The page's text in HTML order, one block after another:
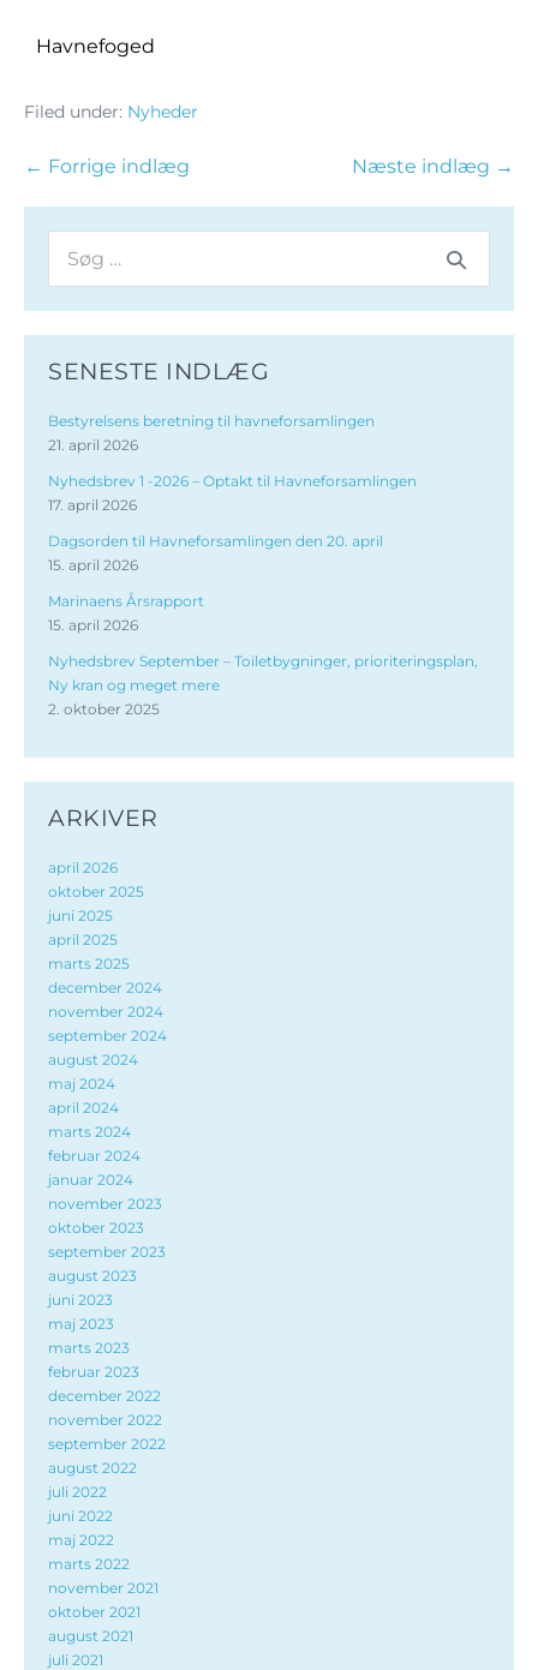
Havnefoged
Filed under: Nyheder
← Forrige indlæg Næste indlæg →
SENESTE INDLÆG
Bestyrelsens beretning til havneforsamlingen
21. april 2026
Nyhedsbrev 1 -2026 – Optakt til Havneforsamlingen
17. april 2026
Dagsorden til Havneforsamlingen den 20. april
15. april 2026
Marinaens Årsrapport
15. april 2026
Nyhedsbrev September – Toiletbygninger, prioriteringsplan,
Ny kran og meget mere
2. oktober 2025
ARKIVER
april 2026
oktober 2025
juni 2025
april 2025
marts 2025
december 2024
november 2024
september 2024
august 2024
maj 2024
april 2024
marts 2024
februar 2024
januar 2024
november 2023
oktober 2023
september 2023
august 2023
juni 2023
maj 2023
marts 2023
februar 2023
december 2022
november 2022
september 2022
august 2022
juli 2022
juni 2022
maj 2022
marts 2022
november 2021
oktober 2021
august 2021
juli 2021